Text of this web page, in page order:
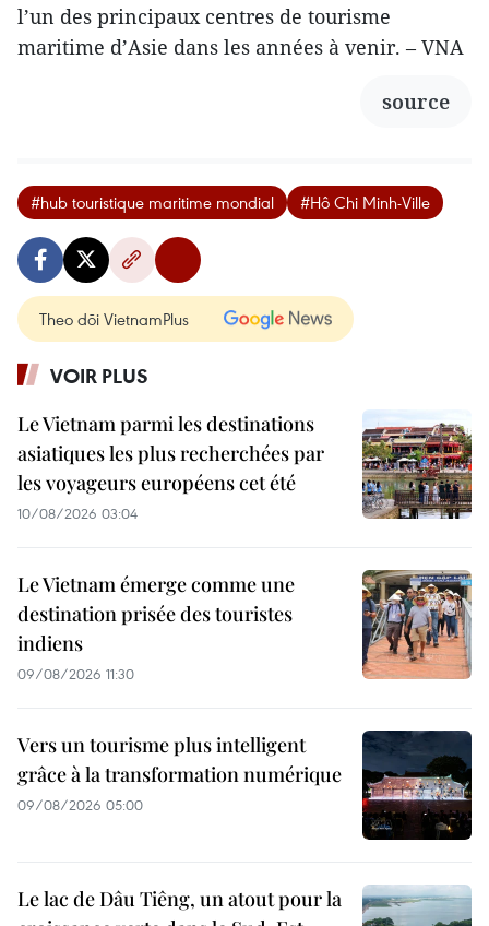
l’un des principaux centres de tourisme
maritime d’Asie dans les années à venir. – VNA
source
#hub touristique maritime mondial #Hô Chi Minh-Ville
Theo dõi VietnamPlus
VOIR PLUS
Le Vietnam parmi les destinations
asiatiques les plus recherchées par
les voyageurs européens cet été
10/08/2026 03:04
Le Vietnam émerge comme une
destination prisée des touristes
indiens
09/08/2026 11:30
Vers un tourisme plus intelligent
grâce à la transformation numérique
09/08/2026 05:00
Le lac de Dâu Tiêng, un atout pour la